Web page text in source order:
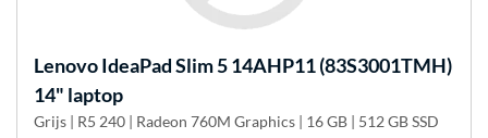
LenovoIdeaPad Slim 5 14AHP11 (83S3001TMH)
14" laptop
Grijs | R5 240 | Radeon 760M Graphics | 16 GB | 512 GB SSD